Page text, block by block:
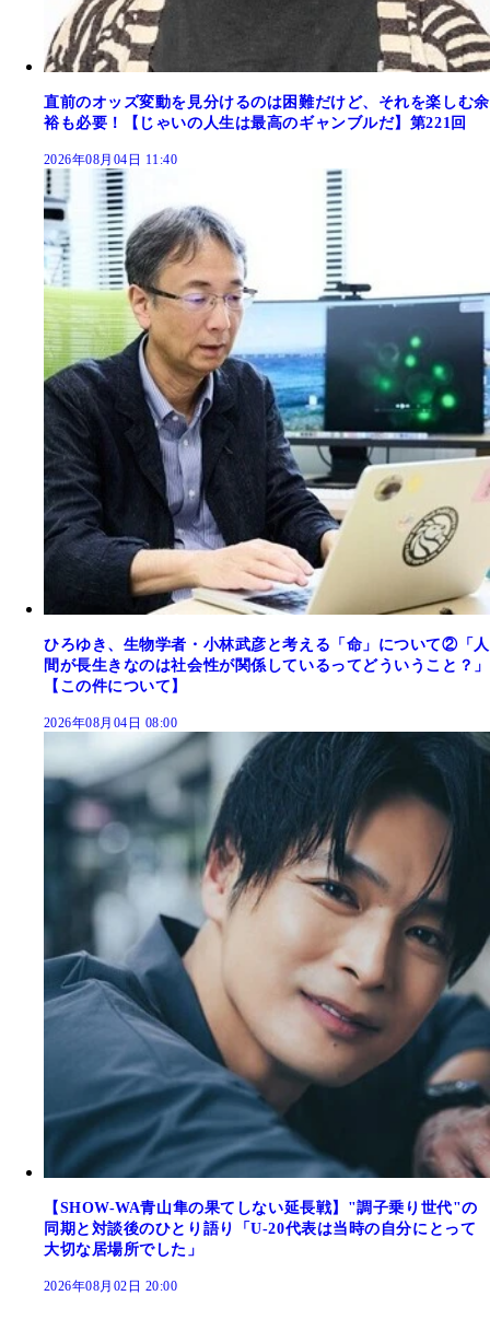
直前のオッズ変動を見分けるのは困難だけど、それを楽しむ余
裕も必要！【じゃいの人生は最高のギャンブルだ】第221回
2026年08月04日 11:40
ひろゆき、生物学者・小林武彦と考える「命」について②「人
間が長生きなのは社会性が関係しているってどういうこと？」
【この件について】
2026年08月04日 08:00
【SHOW-WA青山隼の果てしない延長戦】"調子乗り世代"の
同期と対談後のひとり語り「U-20代表は当時の自分にとって
大切な居場所でした」
2026年08月02日 20:00